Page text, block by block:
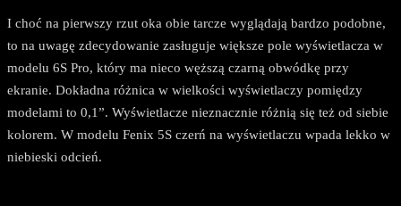
I choć na pierwszy rzut oka obie tarcze wyglądają bardzo podobne,
to na uwagę zdecydowanie zasługuje większe pole wyświetlacza w
modelu 6S Pro, który ma nieco węższą czarną obwódkę przy
ekranie. Dokładna różnica w wielkości wyświetlaczy pomiędzy
modelami to 0,1”. Wyświetlacze nieznacznie różnią się też od siebie
kolorem. W modelu Fenix 5S czerń na wyświetlaczu wpada lekko w
niebieski odcień.